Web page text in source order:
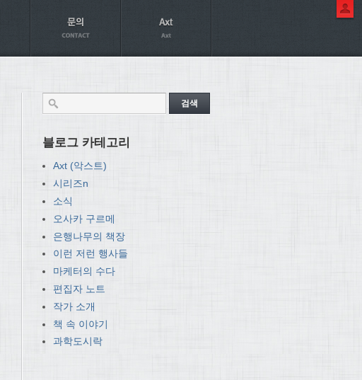
블로그 카테고리
Axt (악스트)
시리즈n
소식
오사카 구르메
은행나무의 책장
이런 저런 행사들
마케터의 수다
편집자 노트
작가 소개
책 속 이야기
과학도시락